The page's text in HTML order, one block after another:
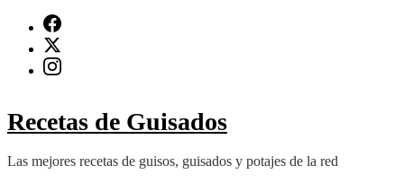
contenido
(presiona
Recetas de Guisados
Las mejores recetas de guisos, guisados y potajes de la red